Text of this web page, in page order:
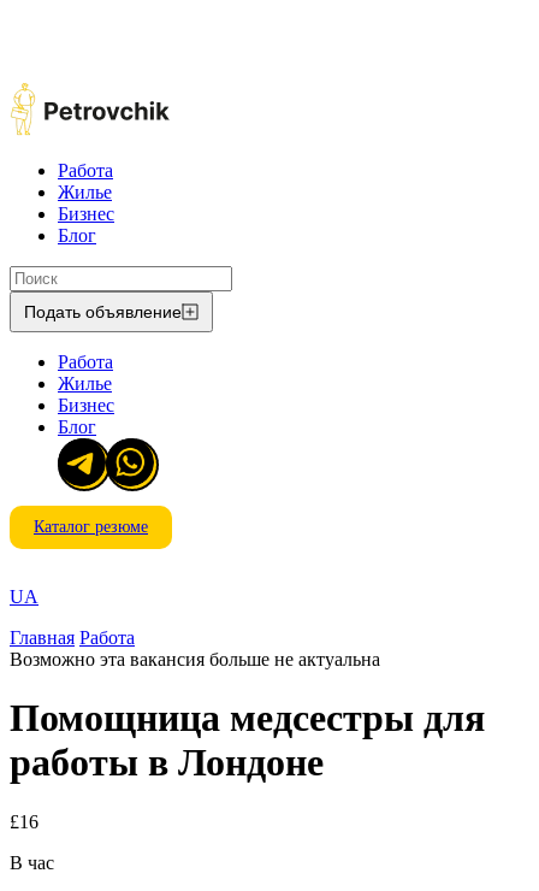
Работа
Жилье
Бизнес
Блог
Подать объявление
Работа
Жилье
Бизнес
Блог
Каталог резюме
UA
Главная Работа
Возможно эта вакансия больше не актуальна
Помощница медсестры для
работы в Лондоне
£16
В час